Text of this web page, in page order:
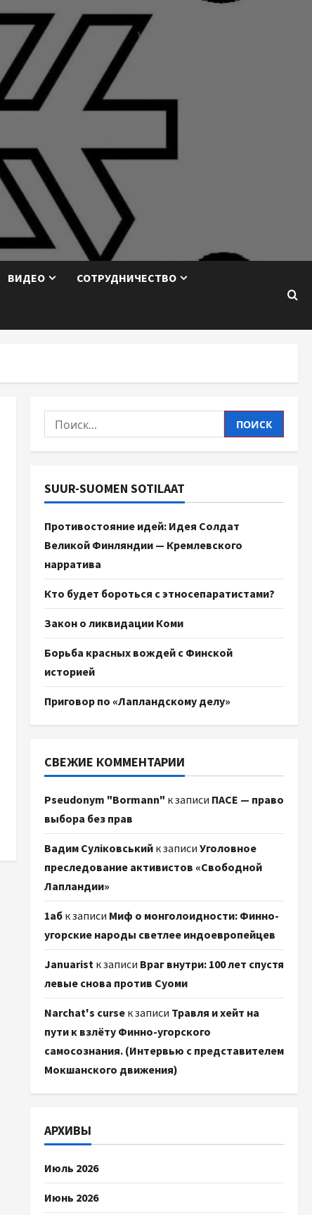
ВИДЕО СОТРУДНИЧЕСТВО
SUUR-SUOMEN SOTILAAT
Противостояние идей: Идея Солдат
Великой Финляндии — Кремлевского
нарратива
Кто будет бороться с этносепаратистами?
Закон о ликвидации Коми
Борьба красных вождей с Финской
историей
Приговор по «Лапландскому делу»
СВЕЖИЕ КОММЕНТАРИИ
Pseudonym "Bormann" к записи ПАСЕ — право
выбора без прав
Вадим Суліковськийк записи Уголовное
преследование активистов «Свободной
Лапландии»
1абк записи Миф о монголоидности: Финно-
угорские народы светлее индоевропейцев
Januaristк записи Враг внутри: 100 лет спустя
левые снова против Суоми
Narchat's curseк записи Травля и хейт на
пути к взлёту Финно-угорского
самосознания. (Интервью с представителем
Мокшанского движения)
АРХИВЫ
Июль 2026
Июнь 2026